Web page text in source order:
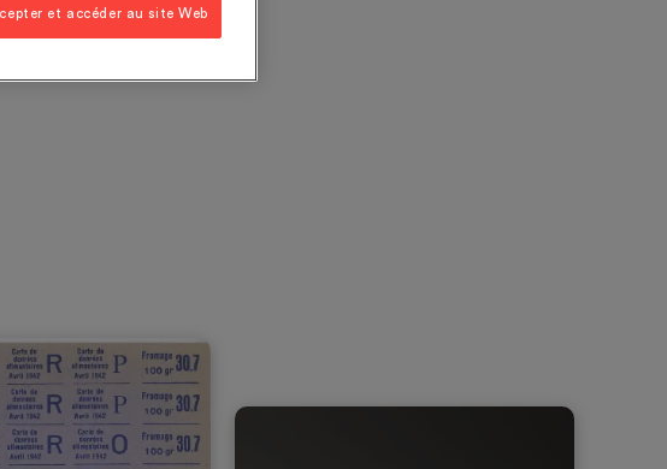
et accéder au site Web